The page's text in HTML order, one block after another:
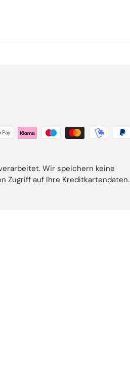
Wir speichern keine
Zugriff auf Ihre Kreditkartendaten.